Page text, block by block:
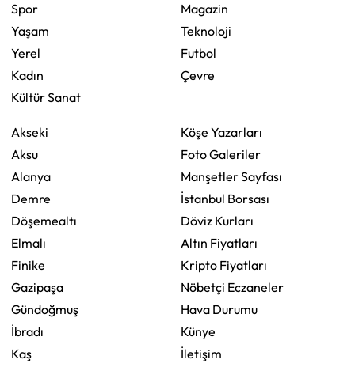
Spor
Yaşam
Yerel
Kadın
Kültür Sanat
Magazin
Teknoloji
Futbol
Çevre
Akseki
Aksu
Alanya
Demre
Döşemealtı
Elmalı
Finike
Gazipaşa
Gündoğmuş
İbradı
Kaş
Köşe Yazarları
Foto Galeriler
Manşetler Sayfası
İstanbul Borsası
Döviz Kurları
Altın Fiyatları
Kripto Fiyatları
Nöbetçi Eczaneler
Hava Durumu
Künye
İletişim